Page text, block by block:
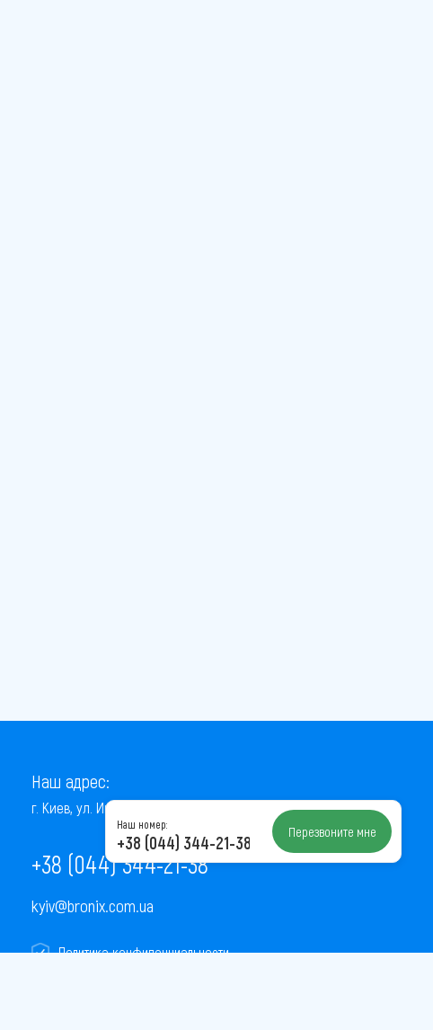
Наш адрес:
г. Киев, ул. Институтская, 22/7, оф. 41
+38 (044) 344-21-38
kyiv@bronix.com.ua
Политика конфиденциальности
Наш номер:
+38 (044) 344-21-38 Перезвоните мне